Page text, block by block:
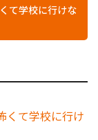
て学校に行けな